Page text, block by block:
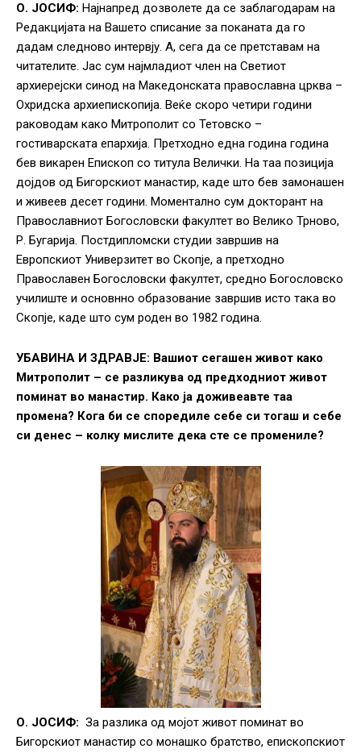
О. ЈОСИФ: Најнапред дозволете да се заблагодарам на
Редакцијата на Вашето списание за поканата да го
дадам следново интервју. А, сега да се претставам на
читателите. Јас сум најмладиот член на Светиот
архиерејски синод на Македонската православна црква –
Охридска архиепископија. Веќе скоро четири години
раководам како Митрополит со Тетовско –
гостиварската епархија. Претходно една година година
бев викарен Епископ со титула Велички. На таа позиција
дојдов од Бигорскиот манастир, каде што бев замонашен
и живеев десет години. Моментално сум докторант на
Православниот Богословски факултет во Велико Трново,
Р. Бугарија. Постдипломски студии завршив на
Европскиот Универзитет во Скопје, а претходно
Православен Богословски факултет, средно Богословско
училиште и основнно образование завршив исто така во
Скопје, каде што сум роден во 1982 година.
УБАВИНА И ЗДРАВЈЕ: Вашиот сегашен живот како
Митрополит – се разликува од предходниот живот
поминат во манастир. Како ја доживеавте таа
промена? Кога би се споредиле себе си тогаш и себе
си денес – колку мислите дека сте се промениле?
О. ЈОСИФ: За разлика од мојот живот поминат во
Бигорскиот манастир со монашко братство, епископскиот